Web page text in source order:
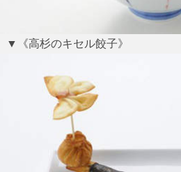
▼《高杉のキセル餃子》